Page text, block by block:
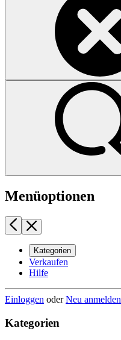
Menüoptionen
Kategorien
Verkaufen
Hilfe
Einloggen oderNeu anmelden
Kategorien